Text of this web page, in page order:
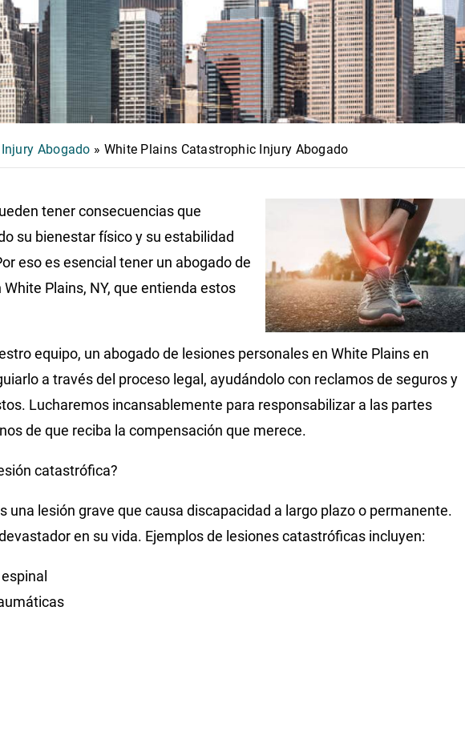
Abogado » White Plains Catastrophic Injury Abogado
tener consecuencias que
su bienestar físico y su estabilidad
eso es esencial tener un abogado de
Plains, NY, que entienda estos
equipo, un abogado de lesiones personales en White Plains en
a través del proceso legal, ayudándolo con reclamos de seguros y
Lucharemos incansablemente para responsabilizar a las partes
de que reciba la compensación que merece.
catastrófica?
una lesión grave que causa discapacidad a largo plazo o permanente.
en su vida. Ejemplos de lesiones catastróficas incluyen: